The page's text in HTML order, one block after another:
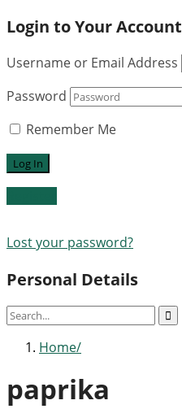
Login to Your Account
Username or Email Address
Password
Remember Me
Lost your password?
Personal Details
Home
paprika